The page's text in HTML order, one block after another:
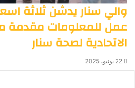
والي سنار يدشن ثلاثة
عمل للمعلومات مقدمة
الاتحادية لصحة سنار
22 يونيو، 2025